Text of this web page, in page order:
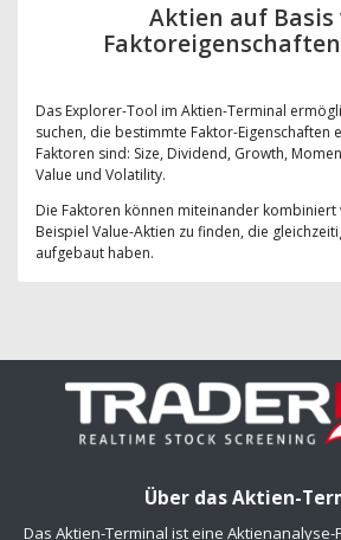
Aktien auf Basis
Das Explorer-Tool im Aktien-Terminal
suchen, die bestimmte Faktor-Eigenschaften
Faktoren sind: Size, Dividend, Growth,
Value und Volatility.
Die Faktoren können miteinander kombiniert
Beispiel Value-Aktien zu finden, die
aufgebaut haben.
Über das Aktien-
Das Aktien-Terminal ist eine